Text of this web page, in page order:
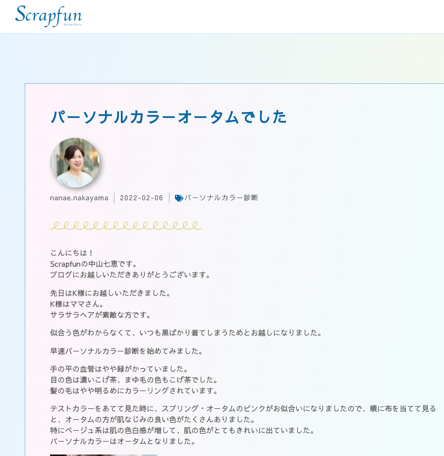
パーソナルカラーオータムでした
nanae.nakayama 2022-02-06 パーソナルカラー診断
こんにちは！
Scrapfunの中山七恵です。
ブログにお越しいただきありがとうございます。
先日はK様にお越しいただきました。
K様はママさん。
サラサラヘアが素敵な方です。
似合う色がわからなくて、いつも黒ばかり着てしまうためとお越しになりました。
早速パーソナルカラー診断を始めてみました。
手の平の血管はやや緑がかっていました。
目の色は濃いこげ茶、まゆ毛の色もこげ茶でした。
髪の毛はやや明るめにカラーリングされています。
テストカラーをあてて見た時に、スプリング・オータムのピンクがお似合いになりましたので、順に布を当てて見る
と、オータムの方が肌なじみの良い色がたくさんありました。
特にベージュ系は肌の色白感が増して、肌の色がとてもきれいに出ていました。
パーソナルカラーはオータムとなりました。